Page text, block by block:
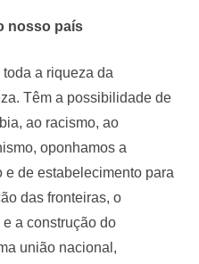
nosso país
a riqueza da
Têm a possibilidade de
ao racismo, ao
oponhamos a
e de estabelecimento para
das fronteiras, o
a construção do
união nacional,